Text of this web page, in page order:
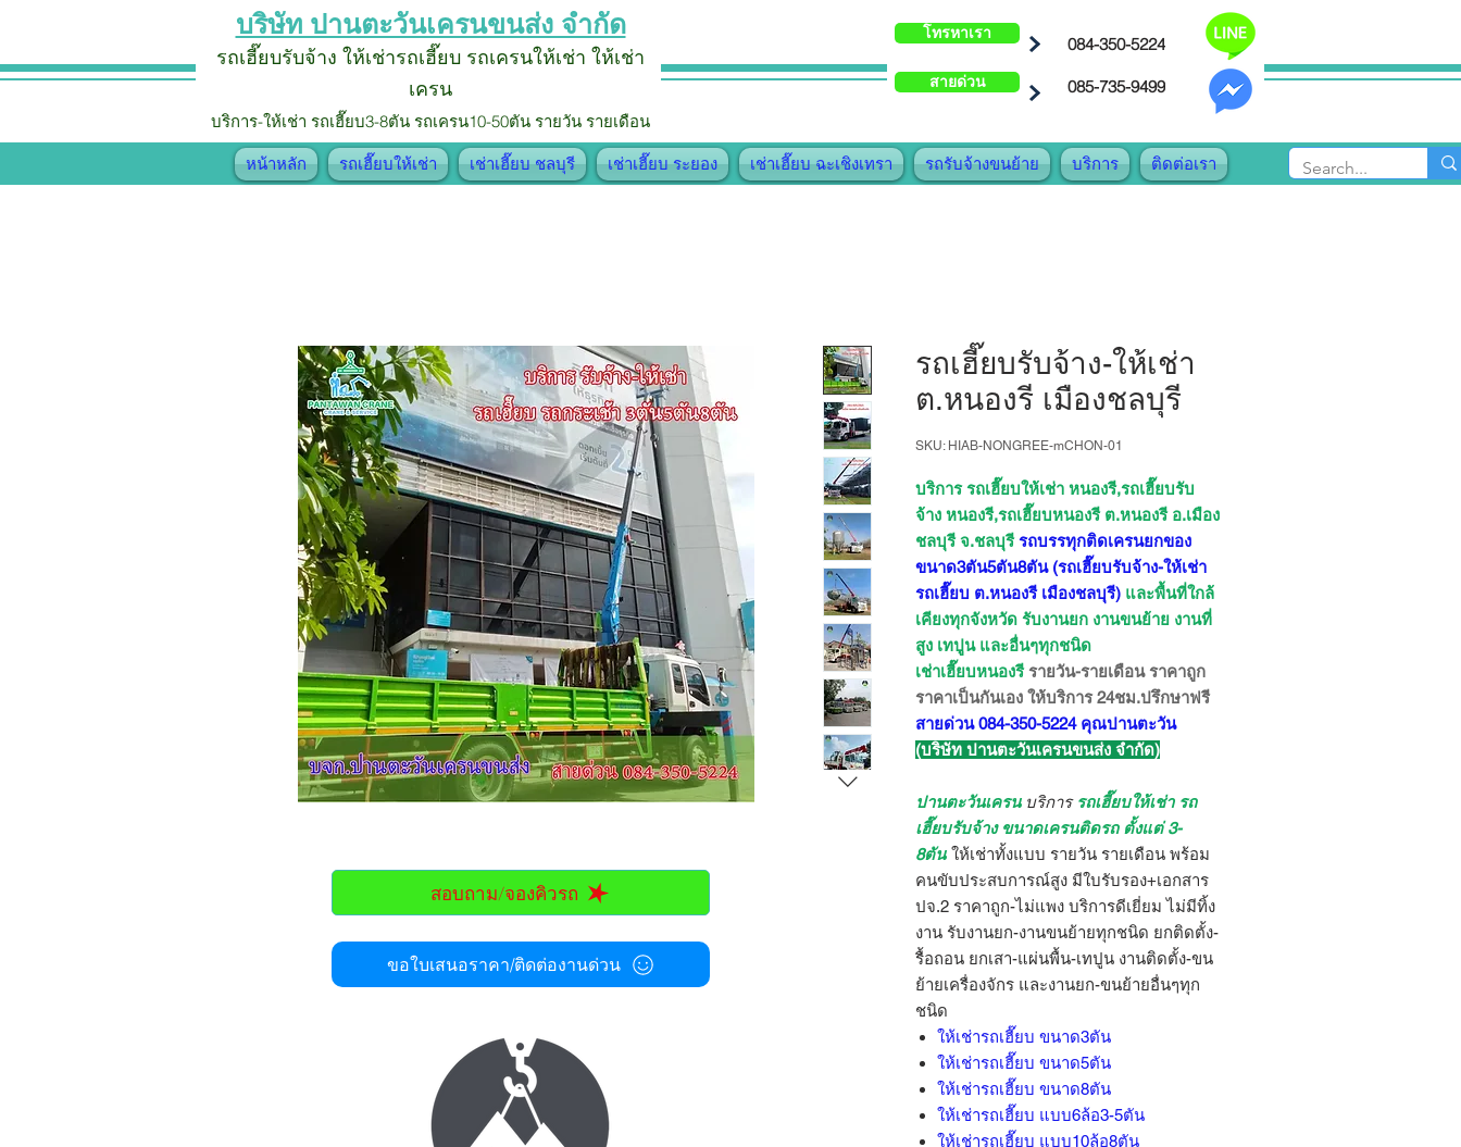
บริษัท ปานตะวันเครนขนส่ง จำกัด
รถเฮี๊ยบรับจ้าง ให้เช่ารถเฮี๊ยบ รถเครนให้เช่า ให้เช่า
เครน
บริการ-ให้เช่า รถเฮี๊ยบ3-8ตัน รถเครน10-50ตัน รายวัน รายเดือน
โทรหาเรา
สายด่วน
084-350-5224
085-735-9499
หน้าหลัก รถเฮี๊ยบให้เช่า เช่าเฮี๊ยบ ชลบุรี เช่าเฮี๊ยบ ระยอง เช่าเฮี๊ยบ ฉะเชิงเทรา รถรับจ้างขนย้าย บริการ ติดต่อเรา
รถเฮี๊ยบรับจ้าง-ให้เช่า
ต.หนองรี เมืองชลบุรี
SKU: HIAB-NONGREE-mCHON-01
บริการ รถเฮี๊ยบให้เช่า หนองรี,รถเฮี๊ยบรับ
จ้าง หนองรี,รถเฮี๊ยบหนองรี ต.หนองรี อ.เมือง
ชลบุรี จ.ชลบุรีรถบรรทุกติดเครนยกของ
ขนาด3ตัน5ตัน8ตัน (รถเฮี๊ยบรับจ้าง-ให้เช่า
รถเฮี๊ยบ ต.หนองรี เมืองชลบุรี) และพื้นที่ใกล้
เคียงทุกจังหวัด รับงานยก งานขนย้าย งานที่
สูง เทปูน และอื่นๆทุกชนิด
เช่าเฮี๊ยบหนองรีรายวัน-รายเดือน ราคาถูก
ราคาเป็นกันเอง ให้บริการ 24ชม.ปรึกษาฟรี
สายด่วน 084-350-5224 คุณปานตะวัน
(บริษัท ปานตะวันเครนขนส่ง จำกัด)
ปานตะวันเครนบริการ รถเฮี๊ยบให้เช่า รถ
เฮี๊ยบรับจ้าง ขนาดเครนติดรถ ตั้งแต่ 3-
8ตัน ให้เช่าทั้งแบบ รายวัน รายเดือน พร้อม
คนขับประสบการณ์สูง มีใบรับรอง+เอกสาร
ปจ.2 ราคาถูก-ไม่แพง บริการดีเยี่ยม ไม่มีทิ้ง
งาน รับงานยก-งานขนย้ายทุกชนิด ยกติดตั้ง-
รื้อถอน ยกเสา-แผ่นพื้น-เทปูน งานติดตั้ง-ขน
ย้ายเครื่องจักร และงานยก-ขนย้ายอื่นๆทุก
ชนิด
ให้เช่ารถเฮี๊ยบ ขนาด3ตัน
ให้เช่ารถเฮี๊ยบ ขนาด5ตัน
ให้เช่ารถเฮี๊ยบ ขนาด8ตัน
ให้เช่ารถเฮี๊ยบ แบบ6ล้อ3-5ตัน
ให้เช่ารถเฮี๊ยบ แบบ10ล้อ8ตัน
สอบถาม/จองคิวรถ
ขอใบเสนอราคา/ติดต่องานด่วน